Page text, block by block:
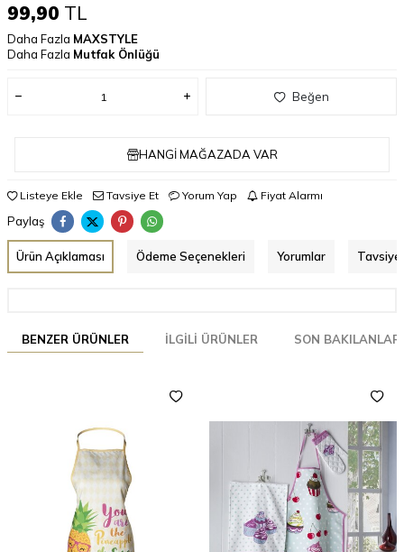
99,90 TL
Daha Fazla MAXSTYLE
Daha Fazla Mutfak Önlüğü
Beğen
HANGI MAĞAZADA VAR
Listeye Ekle Tavsiye Et Yorum Yap Fiyat Alarmı
Paylaş
Ürün Açıklaması Ödeme Seçenekleri Yorumlar Tavsiye
BENZER ÜRÜNLER İLGILI ÜRÜNLER SON BAKILANLAR